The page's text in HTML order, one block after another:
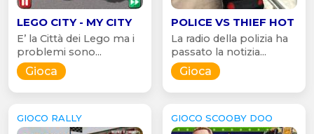
LEGO CITY - MY CITY
E’ la Città dei Lego ma i
problemi sono...
Gioca
POLICE VS THIEF HOT
La radio della polizia ha
passato la notizia...
Gioca
GIOCO RALLY GIOCO SCOOBY DOO